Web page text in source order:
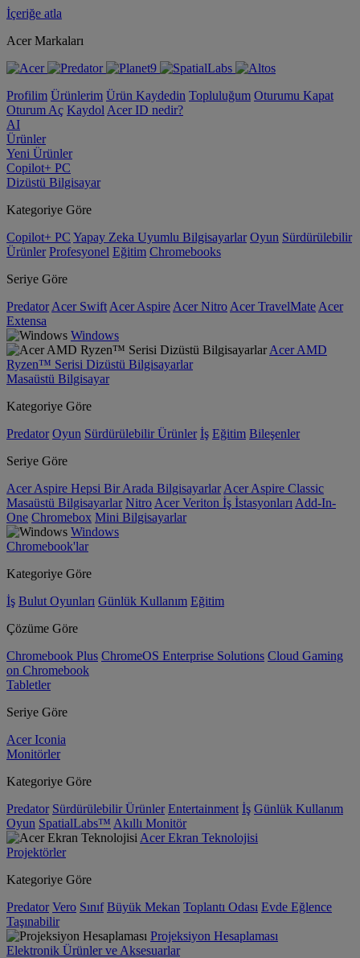
İçeriğe atla
Acer Markaları
Profilim Ürünlerim Ürün Kaydedin Topluluğum Oturumu Kapat
Oturum Aç Kaydol Acer ID nedir?
AI
Ürünler
Yeni Ürünler
Copilot+ PC
Dizüstü Bilgisayar
Kategoriye Göre
Copilot+ PC Yapay Zeka Uyumlu Bilgisayarlar Oyun Sürdürülebilir
Ürünler Profesyonel Eğitim Chromebooks
Seriye Göre
Predator Acer Swift Acer Aspire Acer Nitro Acer TravelMate Acer
Extensa
Windows
Acer AMD
Ryzen™ Serisi Dizüstü Bilgisayarlar
Masaüstü Bilgisayar
Kategoriye Göre
Predator Oyun Sürdürülebilir Ürünler İş Eğitim Bileşenler
Seriye Göre
Acer Aspire Hepsi Bir Arada Bilgisayarlar Acer Aspire Classic
Masaüstü Bilgisayarlar Nitro Acer Veriton İş İstasyonları Add-In-
One Chromebox Mini Bilgisayarlar
Windows
Chromebook'lar
Kategoriye Göre
İş Bulut Oyunları Günlük Kullanım Eğitim
Çözüme Göre
Chromebook Plus ChromeOS Enterprise Solutions Cloud Gaming
on Chromebook
Tabletler
Seriye Göre
Acer Iconia
Monitörler
Kategoriye Göre
Predator Sürdürülebilir Ürünler Entertainment İş Günlük Kullanım
Oyun SpatialLabs™ Akıllı Monitör
Acer Ekran Teknolojisi
Projektörler
Kategoriye Göre
Predator Vero Sınıf Büyük Mekan Toplantı Odası Evde Eğlence
Taşınabilir
Projeksiyon Hesaplaması
Elektronik Ürünler ve Aksesuarlar